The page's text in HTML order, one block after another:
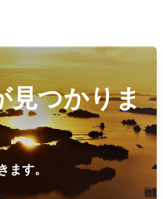
見つかりま
す。